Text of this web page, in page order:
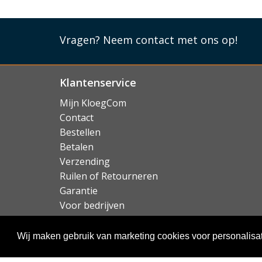
Wij maken gebruik van marketing cookies voor
Precies op maat gemaakt
pasvorm perfect. De case houdt rekening
Vragen? Neem contact met ons op!
Klantenservice
Mijn KloegCom
Contact
Bestellen
Betalen
Verzending
Ruilen of Retourneren
Garantie
Voor bedrijven
Over KloegCom.nl